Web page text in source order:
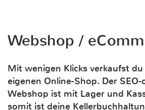
Webshop /
Mit wenigen Klicks verkaufst du
eigenen Online-Shop. Der
Webshop ist mit Lager und
somit ist deine